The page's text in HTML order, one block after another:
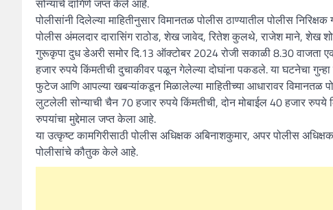
सोन्याचे दागिणे जप्त केले आहे.
पोलीसांनी दिलेल्या माहितीनुसार विमानतळ पोलीस ठाण्यातील पोलीस
पोलीस अंमलदार दारासिंग राठोड, शेख जावेद, रितेश कुलथे, राजेश माने, शेख
गुरूकृपा दुध डेअरी समोर दि.13 ऑक्टोबर 2024 रोजी सकाळी 8.30 वाजता एका
हजार रुपये किंमतीची दुचाकीवर पळून गेलेल्या दोघांना पकडले. या घटनेचा
फुटेज आणि आपल्या खबऱ्यांकडून मिळालेल्या माहितीच्या आधारावर विमानतळ
लुटलेली सोन्याची चैन 70 हजार रुपये किंमतीची, दोन मोबाईल 40 हजार
रुपयांचा मुद्देमाल जप्त केला आहे.
या उत्कृष्ट कामगिरीसाठी पोलीस अधिक्षक अबिनाशकुमार, अपर पोलीस
पोलीसांचे कौतुक केले आहे.